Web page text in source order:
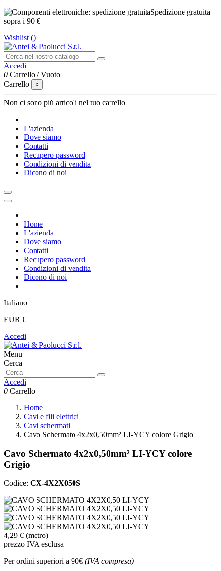
Spedizione gratuita
sopra i 90 €
Wishlist ()
Accedi
0 Carrello /Vuoto
Carrello
×
Non ci sono più articoli nel tuo carrello
L'azienda
Dove siamo
Contatti
Recupero password
Condizioni di vendita
Dicono di noi
Home
L'azienda
Dove siamo
Contatti
Recupero password
Condizioni di vendita
Dicono di noi
Italiano
EUR €
Accedi
Menu
Cerca
Accedi
0 Carrello
Home
Cavi e fili elettrici
Cavi schermati
Cavo Schermato 4x2x0,50mm² LI-YCY colore Grigio
Cavo Schermato 4x2x0,50mm² LI-YCY colore
Grigio
Codice: CX-4X2X050S
4,29 € (metro)
prezzo IVA esclusa
Per ordini superiori a 90€ (IVA compresa)